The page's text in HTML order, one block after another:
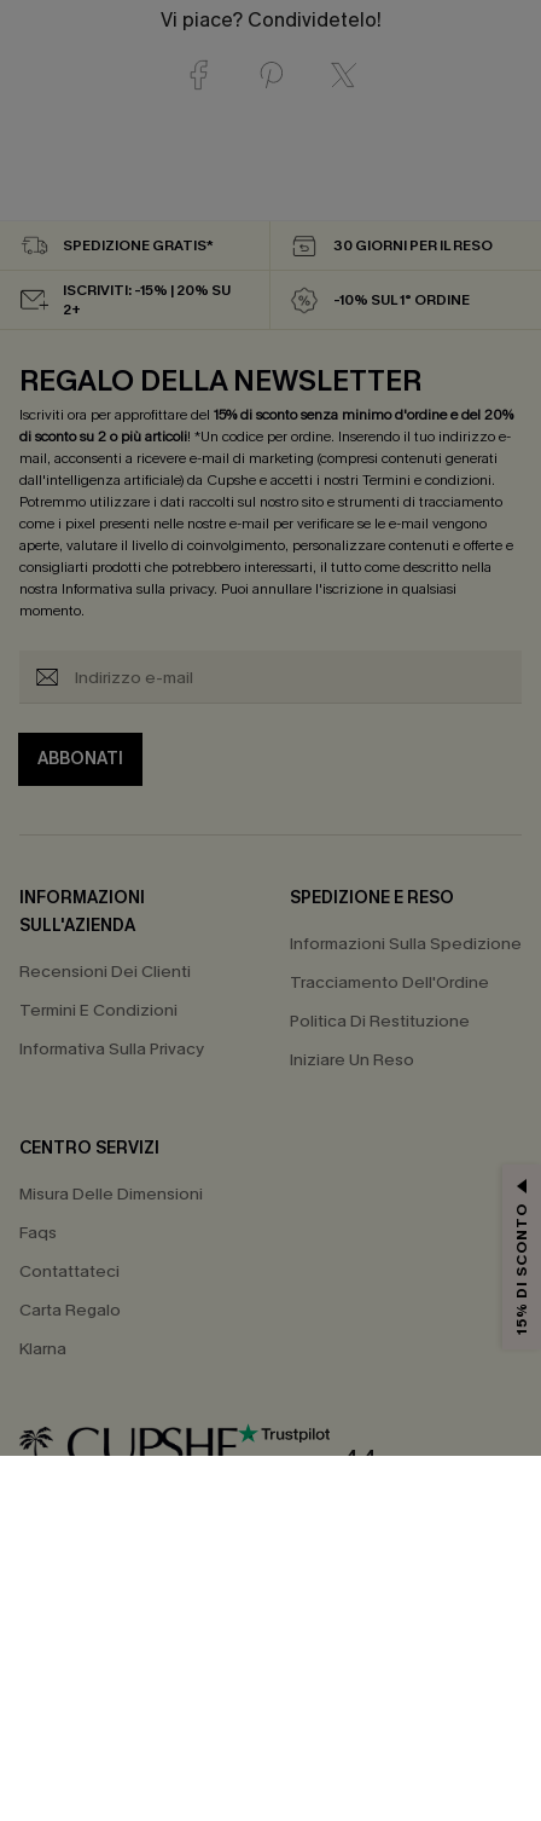
Vi piace? Condividetelo!
SPEDIZIONE GRATIS* 30 GIORNI PER IL RESO
ISCRIVITI: -15% | 20% SU
2+
-10% SUL 1° ORDINE
REGALO DELLA NEWSLETTER
Iscriviti ora per approfittare del 15% di sconto senza minimo d'ordine e del 20%
di sconto su 2 o più articoli! *Un codice per ordine. Inserendo il tuo indirizzo e-
mail, acconsenti a ricevere e-mail di marketing (compresi contenuti generati
dall'intelligenza artificiale) da Cupshe e accetti i nostri Termini e condizioni.
Potremmo utilizzare i dati raccolti sul nostro sito e strumenti di tracciamento
come i pixel presenti nelle nostre e-mail per verificare se le e-mail vengono
aperte, valutare il livello di coinvolgimento, personalizzare contenuti e offerte e
consigliarti prodotti che potrebbero interessarti, il tutto come descritto nella
nostra Informativa sulla privacy. Puoi annullare l'iscrizione in qualsiasi
momento.
ABBONATI
INFORMAZIONI
SULL'AZIENDA
Recensioni Dei Clienti
Termini E Condizioni
Informativa Sulla Privacy
SPEDIZIONE E RESO
Informazioni Sulla Spedizione
Tracciamento Dell'Ordine
Politica Di Restituzione
Iniziare Un Reso
CENTRO SERVIZI
Misura Delle Dimensioni
Faqs
Contattateci
Carta Regalo
Klarna
4.4
15% DI SCONTO